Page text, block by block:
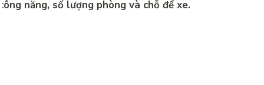
năng, số lượng phòng và chỗ để xe.